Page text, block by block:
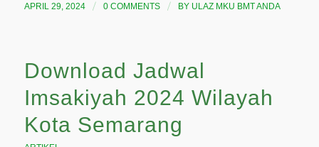
APRIL 29, 2024 / 0 COMMENTS / BY ULAZ MKU BMT ANDA
Download Jadwal
Imsakiyah 2024 Wilayah
Kota Semarang